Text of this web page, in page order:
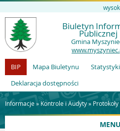
Biuletyn
Publicznej
Gmina
BIP
Mapa Biuletynu Statystyki
Deklaracja dostępności
Informacje »Kontrole i Audyty»
MENU